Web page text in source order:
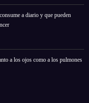
a diario y que pueden
a los ojos como a los pulmones